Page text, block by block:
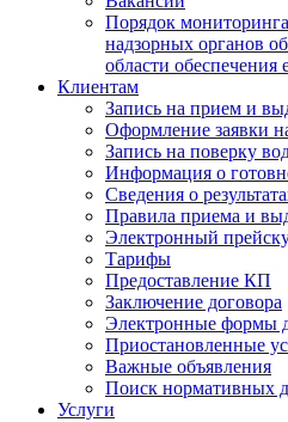
Порядок
надзорных органов
области обеспечения
Клиентам
Запись на прием и
Оформление заявки
Запись на поверку
Информация о
Сведения о
Правила приема и
Электронный
Тарифы
Предоставление КП
Заключение договора
Электронные формы
Приостановленные
Важные объявления
Поиск нормативных
Услуги